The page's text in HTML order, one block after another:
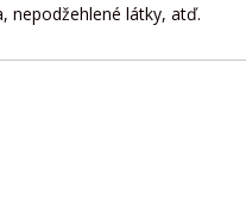
nepodžehlené látky, atď.